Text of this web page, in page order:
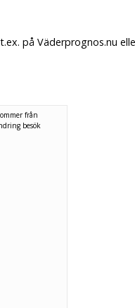
på Väderprognos.nu
från
besök